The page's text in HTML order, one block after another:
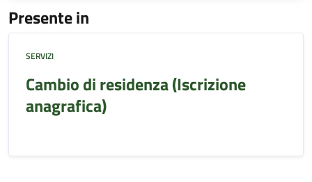
Presente in
SERVIZI
Cambio di residenza (Iscrizione
anagrafica)